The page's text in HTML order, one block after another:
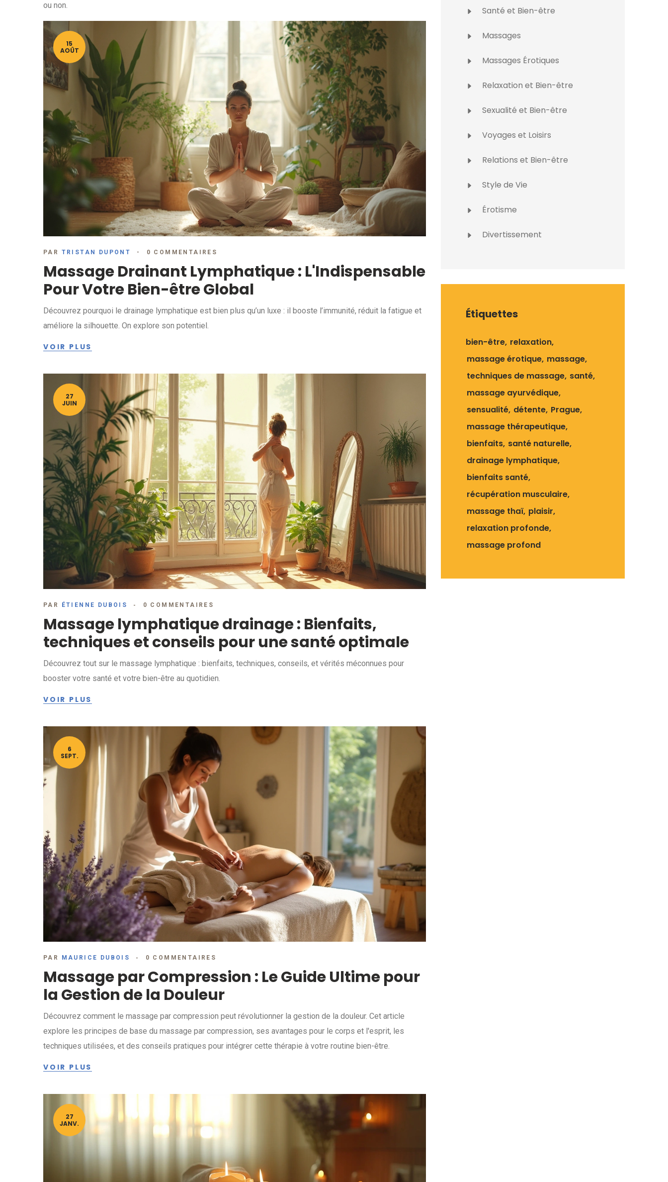
ou non.
15
AOÛT
PAR TRISTAN DUPONT 0 COMMENTAIRES
Massage Drainant Lymphatique : L'Indispensable
Pour Votre Bien-être Global
Découvrez pourquoi le drainage lymphatique est bien plus qu’un luxe : il booste l’immunité, réduit la fatigue et
améliore la silhouette. On explore son potentiel.
VOIR PLUS
27
JUIN
PAR ÉTIENNE DUBOIS 0 COMMENTAIRES
Massage lymphatique drainage : Bienfaits,
techniques et conseils pour une santé optimale
Découvrez tout sur le massage lymphatique : bienfaits, techniques, conseils, et vérités méconnues pour
booster votre santé et votre bien-être au quotidien.
VOIR PLUS
6
SEPT.
PAR MAURICE DUBOIS 0 COMMENTAIRES
Massage par Compression : Le Guide Ultime pour
la Gestion de la Douleur
Découvrez comment le massage par compression peut révolutionner la gestion de la douleur. Cet article
explore les principes de base du massage par compression, ses avantages pour le corps et l'esprit, les
techniques utilisées, et des conseils pratiques pour intégrer cette thérapie à votre routine bien-être.
VOIR PLUS
27
JANV.
Santé et Bien-être
Massages
Massages Érotiques
Relaxation et Bien-être
Sexualité et Bien-être
Voyages et Loisirs
Relations et Bien-être
Style de Vie
Érotisme
Divertissement
Étiquettes
bien-être relaxation
massage érotique massage
techniques de massage santé
massage ayurvédique
sensualité détente Prague
massage thérapeutique
bienfaits santé naturelle
drainage lymphatique
bienfaits santé
récupération musculaire
massage thaï plaisir
relaxation profonde
massage profond